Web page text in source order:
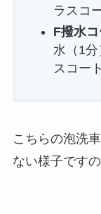
ラスコ
F撥水
水（1
スコー
こちらの泡洗
ない様子です